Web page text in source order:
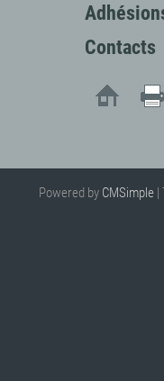
Contacts
Powered by CMSimple |